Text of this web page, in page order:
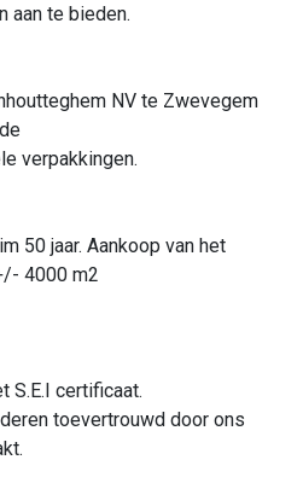
aan te bieden.
NV te Zwevegem
verpakkingen.
50 jaar. Aankoop van het
4000 m2
S.E.I certificaat.
toevertrouwd door ons